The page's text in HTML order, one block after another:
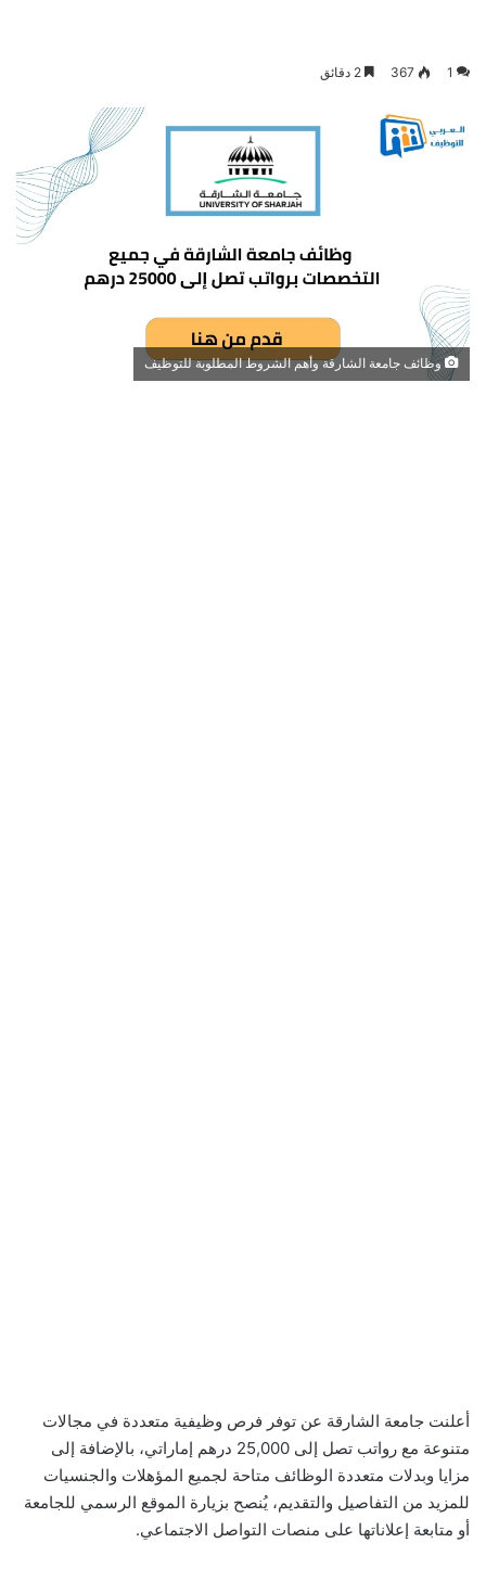
1
367
وظائف جامعة الشارقة وأهم الشروط المطلوبة للتوظيف
أعلنت جامعة الشارقة عن توفر فرص وظيفية متعددة في مجالات
متنوعة مع رواتب تصل إلى 25,000 درهم إماراتي، بالإضافة إلى
مزايا وبدلات متعددة الوظائف متاحة لجميع المؤهلات والجنسيات
للمزيد من التفاصيل والتقديم، يُنصح بزيارة الموقع الرسمي للجامعة
أو متابعة إعلاناتها على منصات التواصل الاجتماعي.